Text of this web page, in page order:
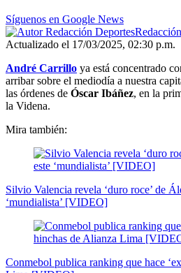
25
seconds
Síguenos en Google News
Actualizado el 17/03/2025, 02:30 p.m.
André Carrillo ya está concentrado
arribar sobre el mediodía a nuestra
las órdenes de Óscar Ibáñez, en la
la Videna.
Mira también:
Silvio Valencia revela ‘duro roce’ de
‘mundialista’ [VIDEO]
Conmebol publica ranking que hace